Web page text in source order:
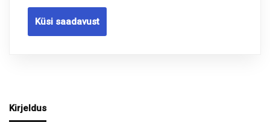
Küsi saadavust
Kirjeldus